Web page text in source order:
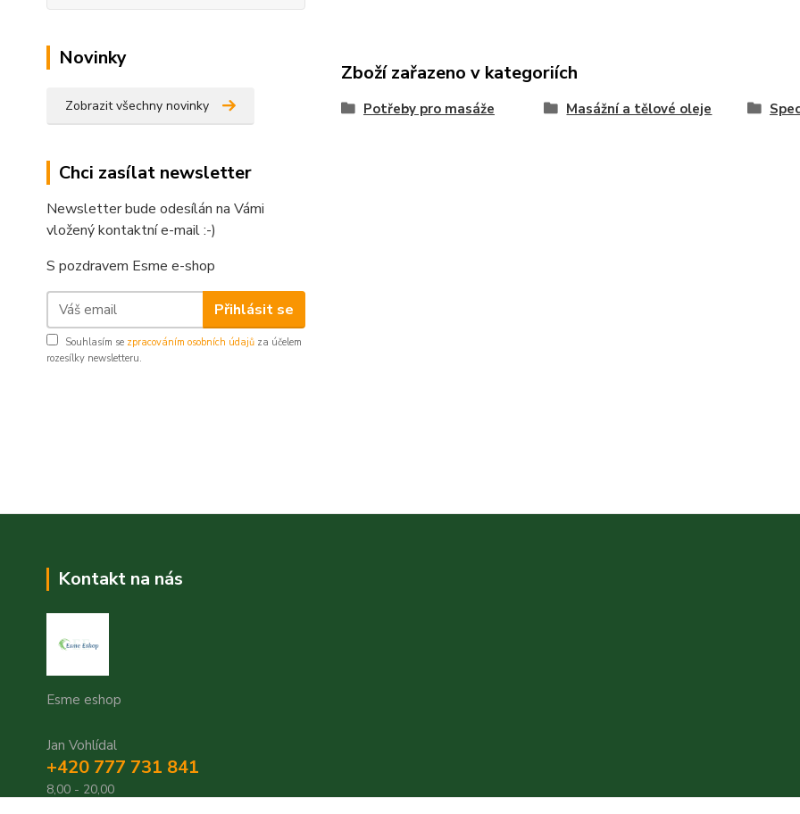
Novinky
Zobrazit všechny novinky
Chci zasílat newsletter
Newsletter bude odesílán na Vámi
vložený kontaktní e-mail :-)
S pozdravem Esme e-shop
Přihlásit se
Souhlasím se zpracováním osobních údajů za účelem
rozesílky newsletteru.
Zboží zařazeno v kategoriích
Potřeby pro masáže Masážní a tělové oleje
Kontakt na nás
Esme eshop
Jan Vohlídal
+420 777 731 841
8,00 - 20,00